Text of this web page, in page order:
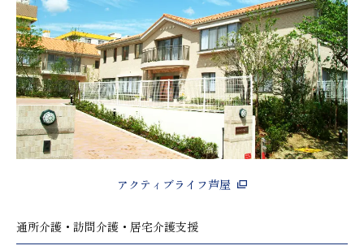
アクティブライフ芦屋
通所介護・訪問介護・居宅介護支援